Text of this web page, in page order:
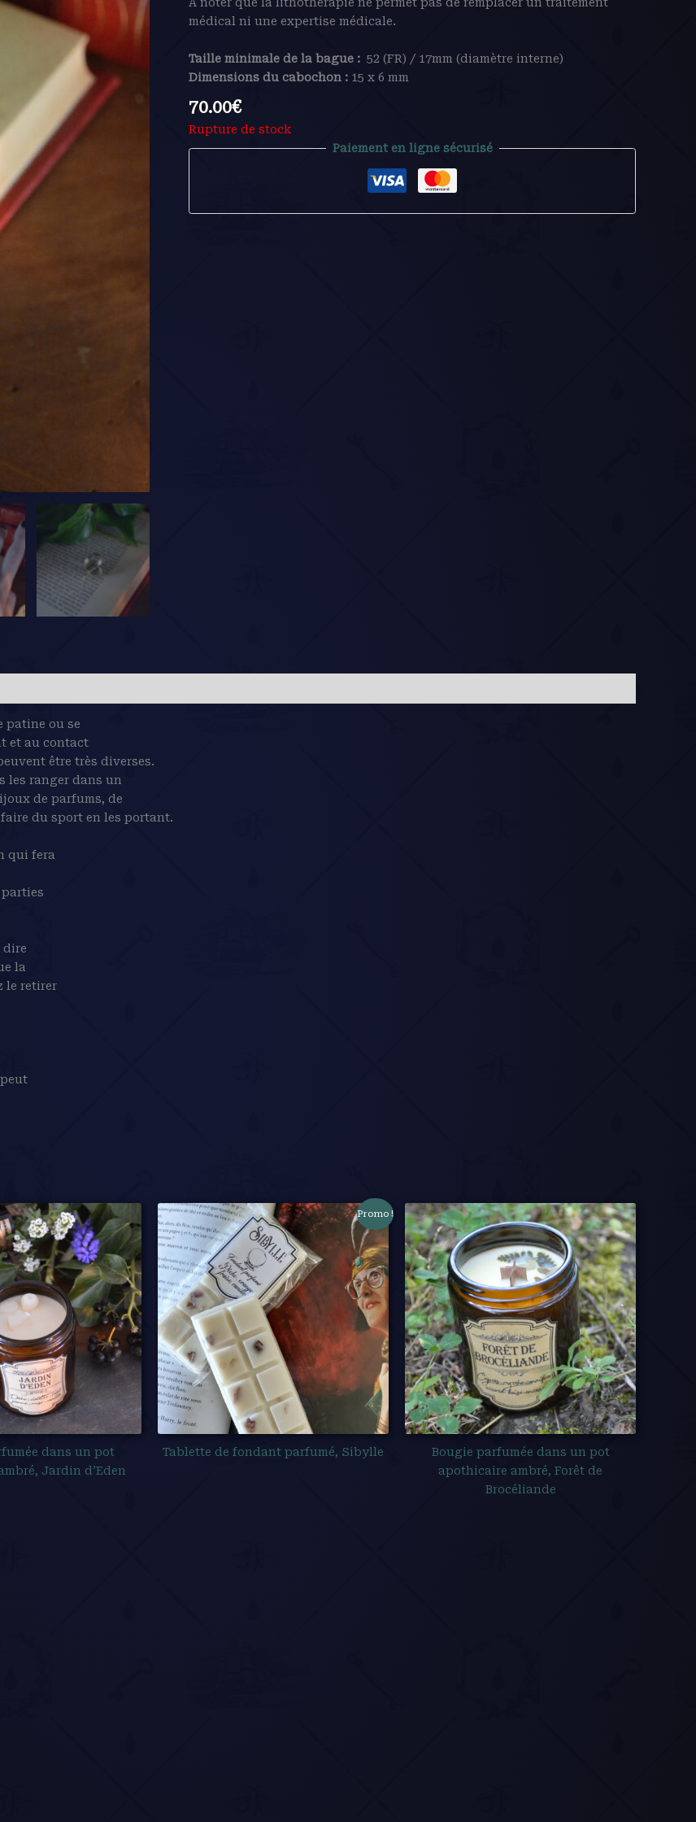
médical ni une expertise médicale.
Taille minimale de la bague :52 (FR) / 17mm (diamètre interne)
Dimensions du cabochon :15 x 6 mm
70.00€
Rupture de stock
Paiement en ligne sécurisé
patine ou se
et au contact
être très diverses.
les ranger dans un
de parfums, de
du sport en les portant.
qui fera
dire
la
le retirer
dans un pot
Jardin d’Eden
Promo !
Tablette de fondant parfumé, Sibylle
Bougie parfumée dans un pot
apothicaire ambré, Forêt de
Brocéliande